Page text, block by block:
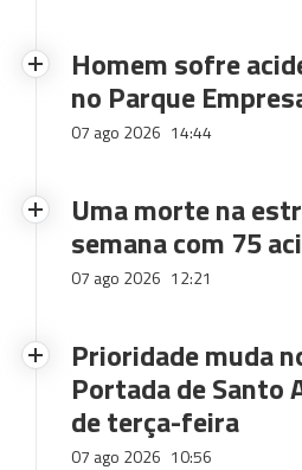
Homem sofre
no Parque
07 ago 2026 14:44
Uma morte na
semana com 75
07 ago 2026 12:21
Prioridade muda
Portada de Santo
de terça-feira
07 ago 2026 10:56